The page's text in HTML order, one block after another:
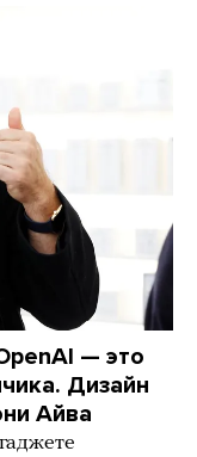
— это
Дизайн
Айва